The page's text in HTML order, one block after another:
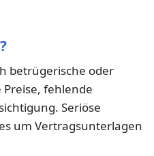
betrügerische oder
fehlende
Seriöse
um Vertragsunterlagen